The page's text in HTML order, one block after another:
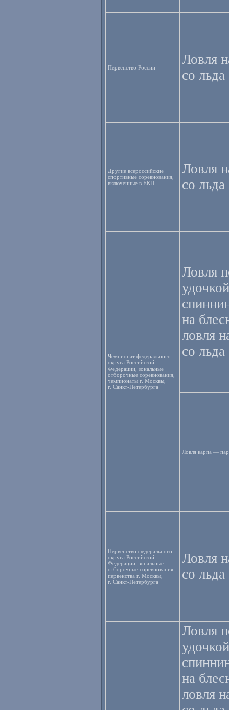
Первенство России
Ловля
со льда
Другие всероссийские
спортивные соревнования,
включенные в ЕКП
Ловля
со льда
Чемпионат федерального
округа Российской
Федерации, зональные
отборочные соревнования,
чемпионаты г. Москвы,
г. Санкт-Петербурга
Ловля
на
ловля
со льда
Ловля карпа —
Первенство федерального
округа Российской
Федерации, зональные
отборочные соревнования,
первенства г. Москвы,
г. Санкт-Петербурга
Ловля
со льда
Ловля
на
ловля